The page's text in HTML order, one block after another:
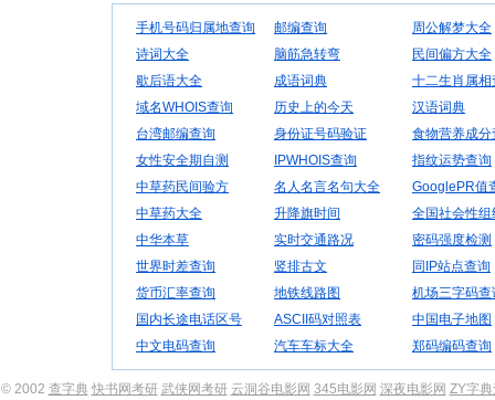
手机号码归属地查询 邮编查询
周公解梦大全
诗词大全
脑筋急转弯
民间偏方大全
歇后语大全
成语词典
十二生肖属相
域名WHOIS查询
历史上的今天
汉语词典
台湾邮编查询
身份证号码验证
食物营养成分
女性安全期自测
IPWHOIS查询
指纹运势查询
中草药民间验方
名人名言名句大全
GooglePR值
中草药大全
升降旗时间
全国社会性组
中华本草
实时交通路况
密码强度检测
世界时差查询
竖排古文
同IP站点查询
货币汇率查询
地铁线路图
机场三字码查
国内长途电话区号
ASCII码对照表
中国电子地图
中文电码查询
汽车车标大全 郑码编码查询
© 2002 查字典 快书网考研 武侠网考研 云洞谷电影网 345电影网 深夜电影网 ZY字